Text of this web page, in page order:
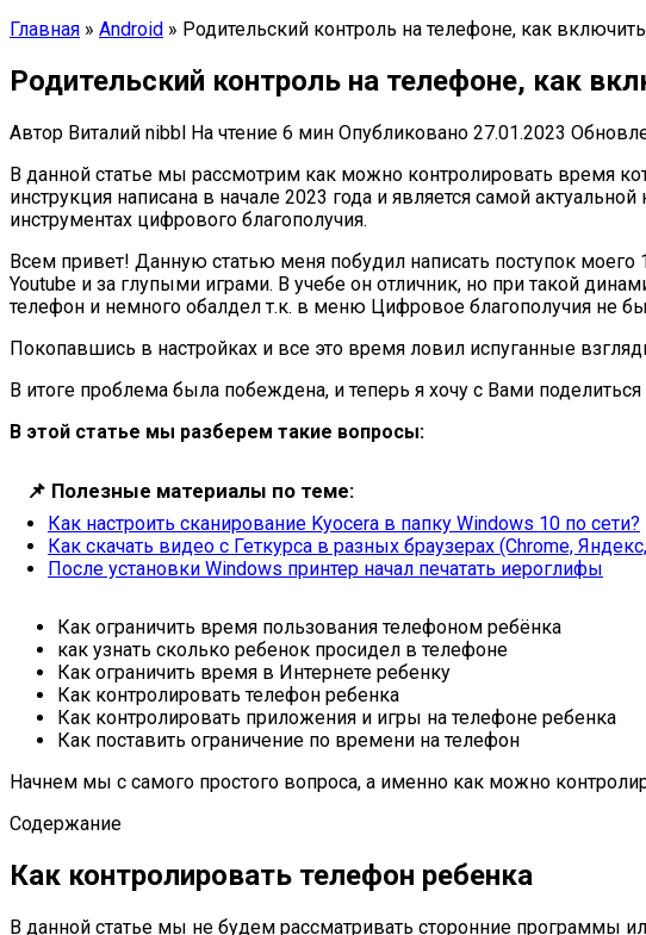
Главная » Android » Родительский контроль на телефоне, как
Родительский контроль на телефоне, как
Автор Виталий nibbl На чтение 6 мин Опубликовано 27.01.2023
В данной статье мы рассмотрим как можно контролировать время
инструкция написана в начале 2023 года и является самой
инструментах цифрового благополучия.
Всем привет! Данную статью меня побудил написать поступок
Youtube и за глупыми играми. В учебе он отличник, но при такой
телефон и немного обалдел т.к. в меню Цифровое благополучия не
Покопавшись в настройках и все это время ловил испуганные
В итоге проблема была побеждена, и теперь я хочу с Вами
В этой статье мы разберем такие вопросы:
📌 Полезные материалы по теме:
Как настроить сканирование Kyocera в папку Windows 10 по сети?
Как скачать видео с Геткурса в разных браузерах (Chrome,
После установки Windows принтер начал печатать иероглифы
Как ограничить время пользования телефоном ребёнка
как узнать сколько ребенок просидел в телефоне
Как ограничить время в Интернете ребенку
Как контролировать телефон ребенка
Как контролировать приложения и игры на телефоне ребенка
Как поставить ограничение по времени на телефон
Начнем мы с самого простого вопроса, а именно как можно
Содержание
Как контролировать телефон ребенка
В данной статье мы не будем рассматривать сторонние программы